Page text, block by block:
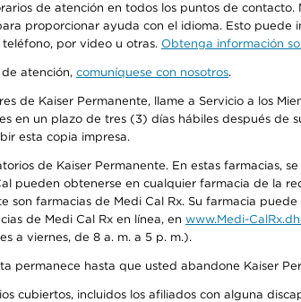
de atención en todos los puntos de
proporcionar ayuda con el idioma. Esto
por video u otras. Obtenga información
atención, comuníquese con nosotros.
Kaiser Permanente, llame a Servicio a los
en un plazo de tres (3) días hábiles después de
esta copia impresa.
de Kaiser Permanente. En estas farmacias,
pueden obtenerse en cualquier farmacia de la
farmacias de Medi Cal Rx. Su farmacia
de Medi Cal Rx en línea, en www.Medi-
a viernes, de 8 a. m. a 5 p. m.).
permanece hasta que usted abandone Kaiser
cubiertos, incluidos los afiliados con alguna